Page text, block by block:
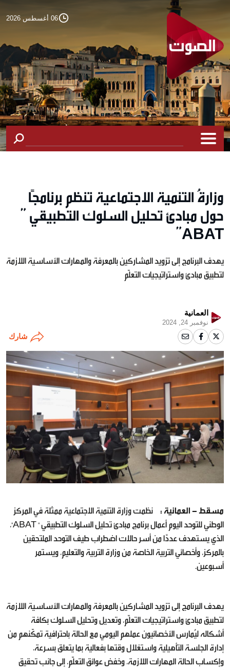
06 أغسطس 2026
وزارةُ التنمية الاجتماعية تنظم برنامجًا
حول مبادئ تحليل السلوك التطبيقي ”
ABAT”
يهدف البرنامج إلى تزويد المشاركين بالمعرفة والمهارات الأساسية اللازمة
لتطبيق مبادئ واستراتيجيات التعلّم
العمانية
نوفمبر 24, 2024
شارك
مسقط - العمانية :
نظمت وزارة التنمية الاجتماعية ممثلة في المركز
الوطني للتوحد اليوم أعمال برنامج مبادئ تحليل السلوك التطبيقي " ABAT"،
الذي يستهدف عددًا من أسر حالات اضطراب طيف التوحد الملتحقين
بالمركز، وأخصائي التربية الخاصة من وزارة التربية والتعليم، ويستمر
أسبوعين.
يهدف البرنامج إلى تزويد المشاركين بالمعرفة والمهارات الأساسية اللازمة
لتطبيق مبادئ واستراتيجيات التعلّم، وتعديل وتحليل السلوك بكافة
أشكاله ليُمارس الأخصائيون عملهم اليومي مع الحالة باحترافية تمكّنهم من
إدارة الجلسة التأهيلية واستغلال وقتها بفعالية بما يتعلق بسرعة،
وإكساب الحالة المهارات اللازمة، وخفض عوائق التعلّم، إلى جانب تحقيق